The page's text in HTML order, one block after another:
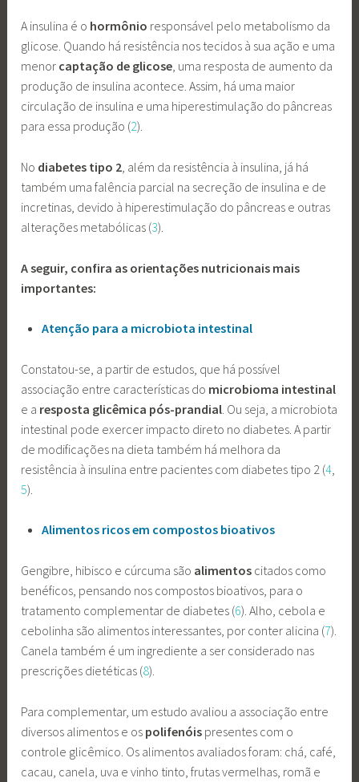
A insulina é o hormônio responsável pelo metabolismo da
glicose. Quando há resistência nos tecidos à sua ação e uma
menor captação de glicose, uma resposta de aumento da
produção de insulina acontece. Assim, há uma maior
circulação de insulina e uma hiperestimulação do pâncreas
para essa produção (2).
No diabetes tipo 2, além da resistência à insulina, já há
também uma falência parcial na secreção de insulina e de
incretinas, devido à hiperestimulação do pâncreas e outras
alterações metabólicas (3).
A seguir, confira as orientações nutricionais mais
importantes:
Atenção para a microbiota intestinal
Constatou-se, a partir de estudos, que há possível
associação entre características do microbioma intestinal
e a resposta glicêmica pós-prandial . Ou seja, a microbiota
intestinal pode exercer impacto direto no diabetes. A partir
de modificações na dieta também há melhora da
resistência à insulina entre pacientes com diabetes tipo 2 (4
5).
Alimentos ricos em compostos bioativos
Gengibre, hibisco e cúrcuma são alimentos citados como
benéficos, pensando nos compostos bioativos, para o
tratamento complementar de diabetes (6). Alho, cebola e
cebolinha são alimentos interessantes, por conter alicina (7).
Canela também é um ingrediente a ser considerado nas
prescrições dietéticas (8).
Para complementar, um estudo avaliou a associação entre
diversos alimentos e os polifenóis presentes com o
controle glicêmico. Os alimentos avaliados foram: chá, café,
cacau, canela, uva e vinho tinto, frutas vermelhas, romã e